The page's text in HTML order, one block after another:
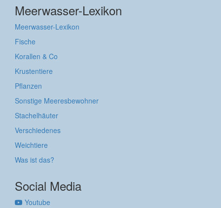
Meerwasser-Lexikon
Meerwasser-Lexikon
Fische
Korallen & Co
Krustentiere
Pflanzen
Sonstige Meeresbewohner
Stachelhäuter
Verschiedenes
Weichtiere
Was ist das?
Social Media
Youtube